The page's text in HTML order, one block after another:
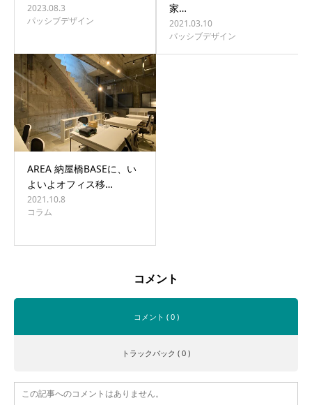
2023.08.3
パッシブデザイン
家…
2021.03.10
パッシブデザイン
AREA 納屋橋BASEに、い
よいよオフィス移…
2021.10.8
コラム
コメント
コメント ( 0 )
トラックバック ( 0 )
この記事へのコメントはありません。